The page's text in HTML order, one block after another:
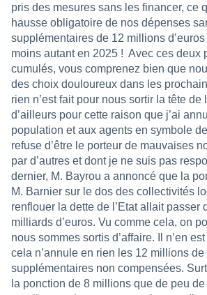
pris des mesures sans les financer, ce
hausse obligatoire de nos dépenses
supplémentaires de 12 millions
moins autant en 2025 ! Avec ces deux
cumulés, vous comprenez bien que
des choix douloureux dans les
rien n’est fait pour nous sortir la tête de
d’ailleurs pour cette raison que j’ai
population et aux agents en symbole
refuse d’être le porteur de mauvaises
par d’autres et dont je ne suis pas
dernier, M. Bayrou a annoncé que la
M. Barnier sur le dos des collectivités
renflouer la dette de l’Etat allait passer
milliards d’euros. Vu comme cela, on
nous sommes sortis d’affaire. Il n’en
cela n’annule en rien les 12 millions
supplémentaires non compensées.
la ponction de 8 millions que de peu de